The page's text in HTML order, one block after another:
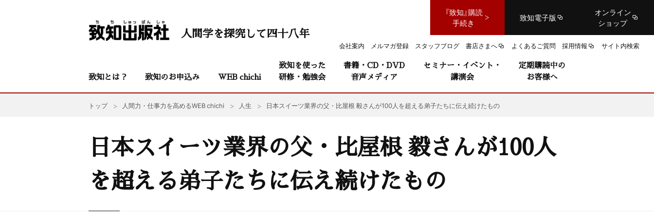
『致知』購読
手続き
致知電子版
オンライン
ショップ
会社案内 メルマガ登録 スタッフブログ 書店さまへ よくあるご質問 採用情報 サイト内検索
人間学を探究して四十八年
致知とは？ 致知のお申込み WEB chichi
致知を使った
研修・勉強会
書籍・CD・DVD
音声メディア
セミナー・イベント・
講演会
定期購読中の
お客様へ
トップ 人間力・仕事力を高めるWEB chichi 人生 日本スイーツ業界の父・比屋根 毅さんが100人を超える弟子たちに伝え続けたもの
日本スイーツ業界の父・比屋根 毅さんが100人
を超える弟子たちに伝え続けたもの